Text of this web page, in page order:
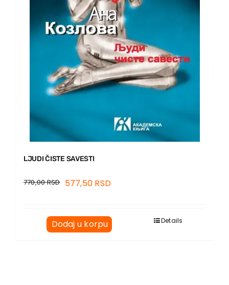
LJUDI ČISTE SAVESTI
770,00RSD 577,50 RSD
Dodaj u korpu Details